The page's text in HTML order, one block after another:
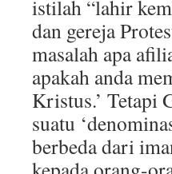
istilah “lahir
dan gereja
masalah apa
apakah anda
Kristus.’ Tetapi
suatu
berbeda dari